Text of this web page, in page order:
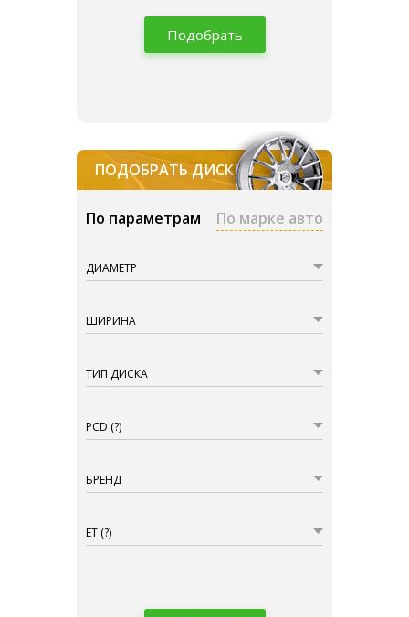
Подобрать
ПОДОБРАТЬ ДИСКИ
По параметрам По марке авто
ДИАМЕТР
ШИРИНА
ТИП ДИСКА
PCD (?)
БРЕНД
ET (?)